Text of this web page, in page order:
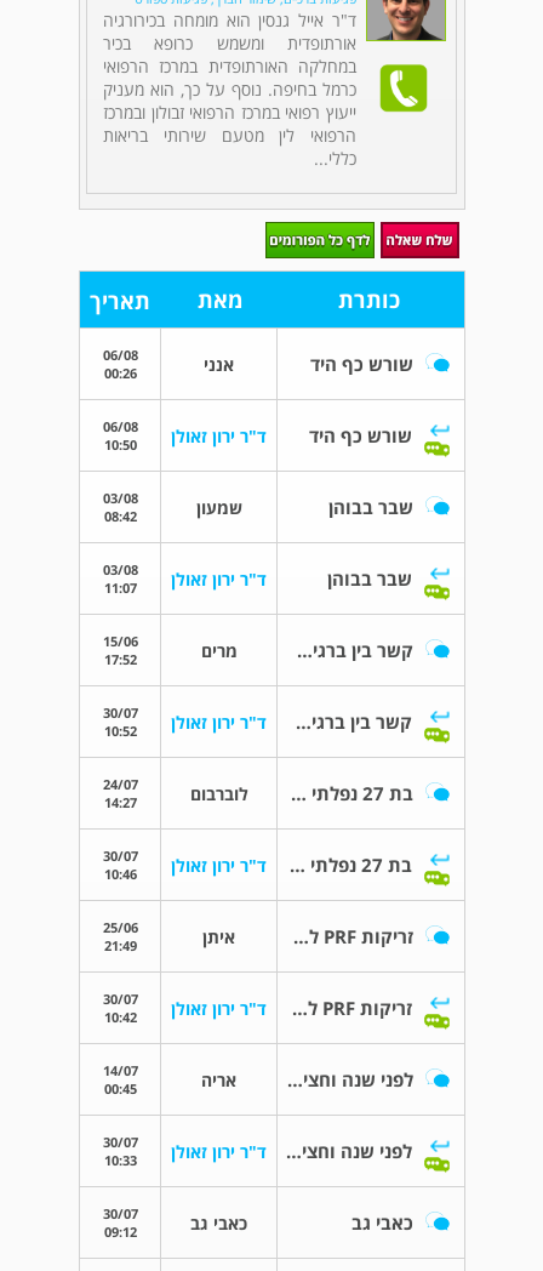
ד"ר אייל גנסין הוא מומחה בכירורגיה
אורתופדית ומשמש כרופא בכיר
במחלקה האורתופדית במרכז הרפואי
כרמל בחיפה. נוסף על כך, הוא מעניק
ייעוץ רפואי במרכז הרפואי זבולון ובמרכז
הרפואי לין מטעם שירותי בריאות
כללי...
כותרת מאת תאריך
שורש כף היד אנני
06/08
00:26
שורש כף היד ד"ר ירון זאולן
06/08
10:50
שבר בבוהן שמעון
03/08
08:42
שבר בבוהן ד"ר ירון זאולן
03/08
11:07
קשר בין ברגים בירך לבין טיפול שיניים? מרים
15/06
17:52
קשר בין ברגים בירך לבין טיפול שיניים? ד"ר ירון זאולן
30/07
10:52
בת 27 נפלתי השבוע לוברבום
24/07
14:27
בת 27 נפלתי השבוע ד"ר ירון זאולן
30/07
10:46
זריקות PRF לשיקום סחוס? איתן
25/06
21:49
זריקות PRF לשיקום סחוס? ד"ר ירון זאולן
30/07
10:42
לפני שנה וחצי לערך עברתי תאונת דרכים אריה
14/07
00:45
לפני שנה וחצי לערך עברתי תאונת דרכים ד"ר ירון זאולן
30/07
10:33
כאבי גב כאבי גב
30/07
09:12